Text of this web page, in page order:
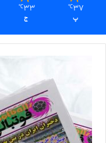
37
℃
پ
33
℃
ج